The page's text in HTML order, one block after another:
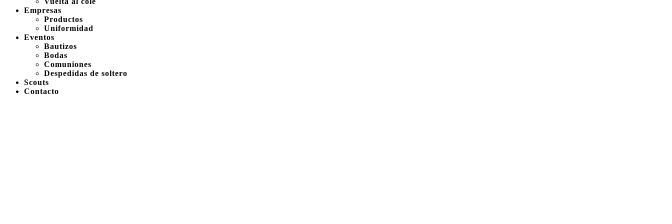
Empresas
Productos
Uniformidad
Eventos
Bautizos
Bodas
Comuniones
Despedidas de soltero
Scouts
Contacto